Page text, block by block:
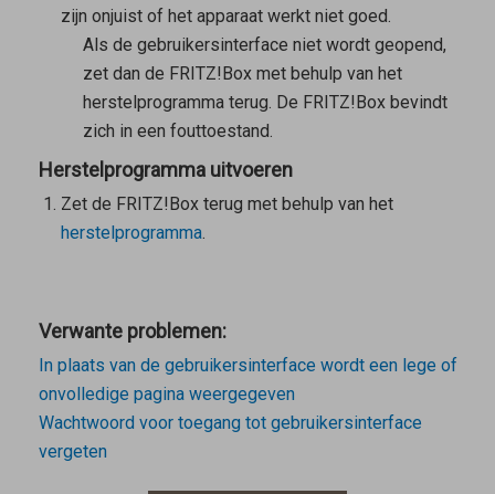
zijn onjuist of het apparaat werkt niet goed.
Als de gebruikersinterface niet wordt geopend,
zet dan de FRITZ!Box met behulp van het
herstelprogramma terug. De FRITZ!Box bevindt
zich in een fouttoestand.
Herstelprogramma uitvoeren
Zet de FRITZ!Box terug met behulp van het
herstelprogramma.
Verwante problemen:
In plaats van de gebruikersinterface wordt een lege of
onvolledige pagina weergegeven
Wachtwoord voor toegang tot gebruikersinterface
vergeten